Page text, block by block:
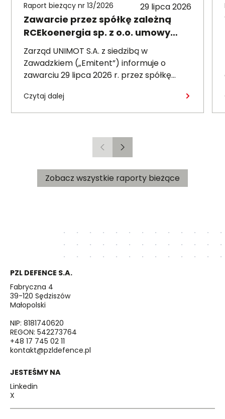
Raport bieżący nr 13/2026 29 lipca 2026
Zawarcie przez spółkę zależną
RCEkoenergia sp. z o.o. umowy
wieloletniej na sprzedaż ciepła do
miasta Czechowice-Dziedzice
Zarząd UNIMOT S.A. z siedzibą w
Zawadzkiem („Emitent”) informuje o
zawarciu 29 lipca 2026 r. przez spółkę
wieloletniej umowy sprzedaży ciepła z
Przedsiębiorstwem Inżynierii Miejskiej sp. z
Dziedzicach („PIM”), dotyczącej sprzedaży
ciepła do miasta Czechowice-Dziedzice
przez RCE („Umowa”).
Czytaj dalej
PoprzedniNastępny
Zobacz wszystkie raporty bieżące
PZL DEFENCE S.A.
Fabryczna 4
39-120 Sędziszów
Małopolski
NIP: 8181740620
REGON: 542273764
+48 17 745 02 11
kontakt@pzldefence.pl
JESTEŚMY NA
Linkedin
X